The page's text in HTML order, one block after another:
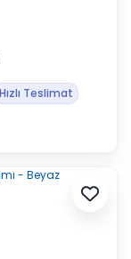
Hızlı Teslimat